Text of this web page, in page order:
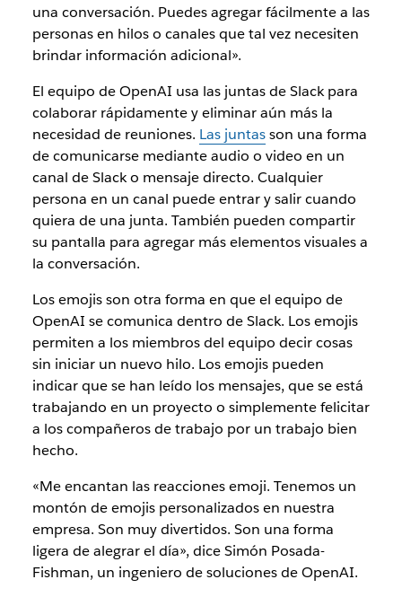
una conversación. Puedes agregar fácilmente a las
personas en hilos o canales que tal vez necesiten
brindar información adicional».
El equipo de OpenAI usa las juntas de Slack para
colaborar rápidamente y eliminar aún más la
necesidad de reuniones. Las juntasson una forma
de comunicarse mediante audio o video en un
canal de Slack o mensaje directo. Cualquier
persona en un canal puede entrar y salir cuando
quiera de una junta. También pueden compartir
su pantalla para agregar más elementos visuales a
la conversación.
Los emojis son otra forma en que el equipo de
OpenAI se comunica dentro de Slack. Los emojis
permiten a los miembros del equipo decir cosas
sin iniciar un nuevo hilo. Los emojis pueden
indicar que se han leído los mensajes, que se está
trabajando en un proyecto o simplemente felicitar
a los compañeros de trabajo por un trabajo bien
hecho.
«Me encantan las reacciones emoji. Tenemos un
montón de emojis personalizados en nuestra
empresa. Son muy divertidos. Son una forma
ligera de alegrar el día», dice Simón Posada-
Fishman, un ingeniero de soluciones de OpenAI.